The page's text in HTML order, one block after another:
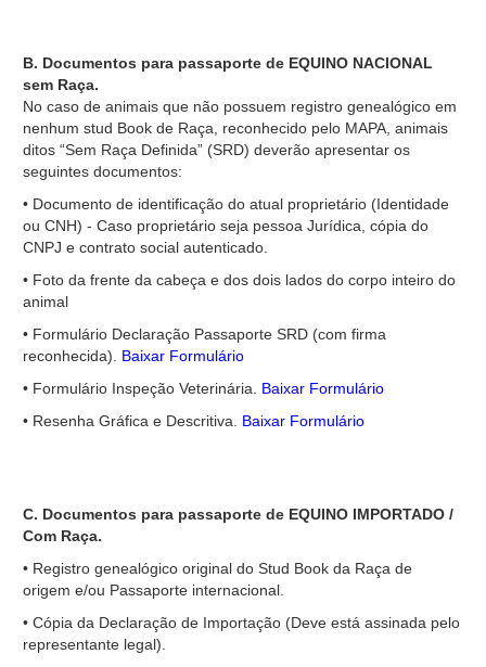
B. Documentos para passaporte de EQUINO NACIONAL
sem Raça.
No caso de animais que não possuem registro genealógico em
nenhum stud Book de Raça, reconhecido pelo MAPA, animais
ditos “Sem Raça Definida” (SRD) deverão apresentar os
seguintes documentos:
• Documento de identificação do atual proprietário (Identidade
ou CNH) - Caso proprietário seja pessoa Jurídica, cópia do
CNPJ e contrato social autenticado.
• Foto da frente da cabeça e dos dois lados do corpo inteiro do
animal
• Formulário Declaração Passaporte SRD (com firma
reconhecida). Baixar Formulário
• Formulário Inspeção Veterinária. Baixar Formulário
• Resenha Gráfica e Descritiva. Baixar Formulário
C. Documentos para passaporte de EQUINO IMPORTADO /
Com Raça.
• Registro genealógico original do Stud Book da Raça de
origem e/ou Passaporte internacional.
• Cópia da Declaração de Importação (Deve está assinada pelo
representante legal).